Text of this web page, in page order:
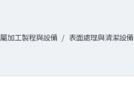
加工製程與設備 表面處理與清潔設備